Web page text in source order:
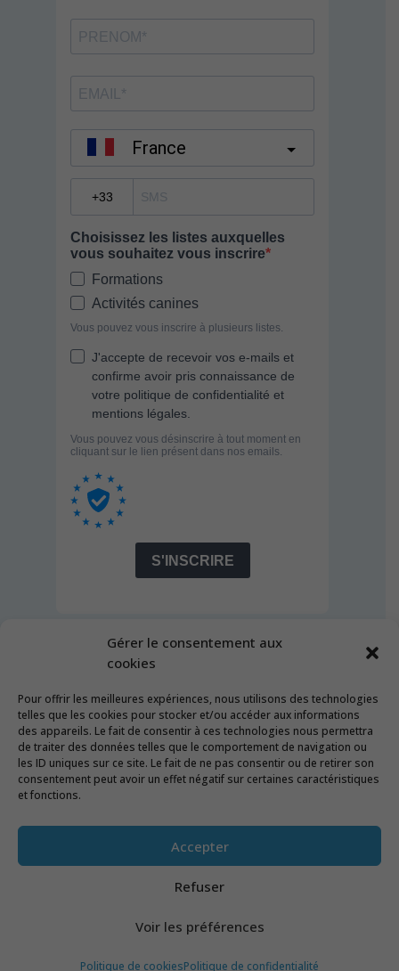
Gérer le consentement aux
cookies
Pour offrir les meilleures expériences, nous utilisons des technologies
telles que les cookies pour stocker et/ou accéder aux informations
des appareils. Le fait de consentir à ces technologies nous permettra
de traiter des données telles que le comportement de navigation ou
les ID uniques sur ce site. Le fait de ne pas consentir ou de retirer son
consentement peut avoir un effet négatif sur certaines caractéristiques
et fonctions.
Accepter
Refuser
Voir les préférences
Politique de cookiesPolitique de confidentialité
Tarifs
A propos Évènements Contact
Mentions légales - Politique de confidentialité